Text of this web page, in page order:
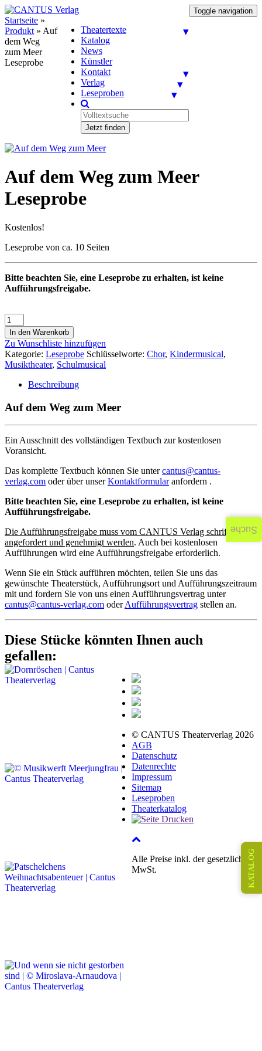
Toggle navigation
Theatertexte
Katalog
News
Künstler
Kontakt
Verlag
Leseproben
Jetzt finden
Startseite »
Produkt » Auf
dem Weg
zum Meer
Leseprobe
Auf dem Weg zum Meer
Leseprobe
Kostenlos!
Leseprobe von ca. 10 Seiten
Bitte beachten Sie, eine Leseprobe zu erhalten, ist keine
Aufführungsfreigabe.
In den Warenkorb
Zu Wunschliste hinzufügen
Kategorie: Leseprobe Schlüsselworte: Chor, Kindermusical,
Musiktheater, Schulmusical
Beschreibung
Auf dem Weg zum Meer
Ein Ausschnitt des vollständigen Textbuch zur kostenlosen
Voransicht.
Das komplette Textbuch können Sie untercantus@cantus-
verlag.com oder über unserKontaktformularanfordern .
Bitte beachten Sie, eine Leseprobe zu erhalten, ist keine
Aufführungsfreigabe.
Die Aufführungsfreigabe muss vom CANTUS Verlag schriftlich
angefordert und genehmigt werden. Auch bei kostenlosen
Aufführungen wird eine Aufführungsfreigabe erforderlich.
Wenn Sie ein Stück aufführen möchten, teilen Sie uns das
gewünschte Theaterstück, Aufführungsort und Aufführungszeitraum
mit und fordern Sie von uns einen Aufführungsvertrag unter
cantus@cantus-verlag.com oderAufführungsvertrag stellen an.
Diese Stücke könnten Ihnen auch
gefallen:
© CANTUS Theaterverlag 2026
AGB
Datenschutz
Datenrechte
Impressum
Sitemap
Leseproben
Theaterkatalog
Alle Preise inkl. der gesetzlichen
MwSt.
KATALOG
Suche